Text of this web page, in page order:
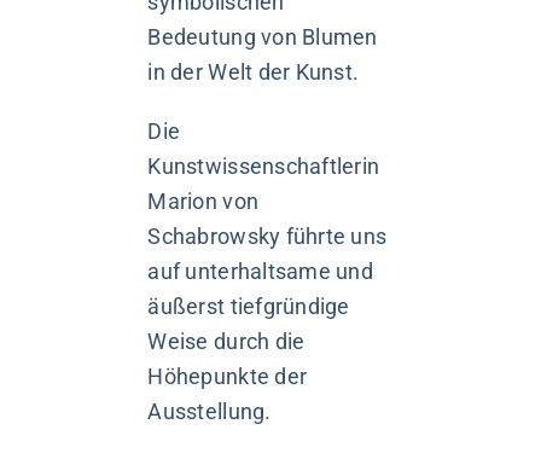
Bedeutung von Blumen
in der Welt der Kunst.
Die
Kunstwissenschaftlerin
Marion von
Schabrowsky führte uns
auf unterhaltsame und
äußerst tiefgründige
Weise durch die
Höhepunkte der
Ausstellung.